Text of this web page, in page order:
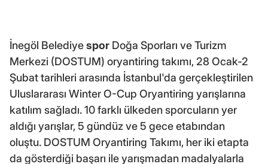
İnegöl Belediyespor Doğa Sporları ve Turizm
Merkezi (DOSTUM) oryantiring takımı, 28 Ocak-2
Şubat tarihleri arasında İstanbul'da gerçekleştirilen
Uluslararası Winter O-Cup Oryantiring yarışlarına
katılım sağladı. 10 farklı ülkeden sporcuların yer
aldığı yarışlar, 5 gündüz ve 5 gece etabından
oluştu. DOSTUM Oryantiring Takımı, her iki etapta
da gösterdiği başarı ile yarışmadan madalyalarla